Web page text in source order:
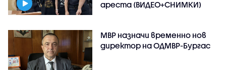
ареста (ВИДЕО+СНИМКИ)
МВР назначи временно нов
директор на ОДМВР-Бургас